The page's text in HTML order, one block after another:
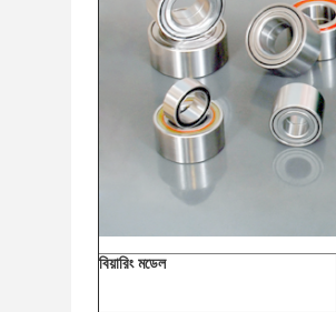
বিয়ারিং মডেল